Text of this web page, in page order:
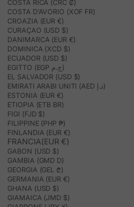
COSTA RICA (CRC ₡)
COSTA D’AVORIO (XOF FR)
CROAZIA (EUR €)
CURAÇAO (USD $)
DANIMARCA (EUR €)
DOMINICA (XCD $)
ECUADOR (USD $)
EGITTO (EGP ج.م)
EL SALVADOR (USD $)
EMIRATI ARABI UNITI (AED د.إ)
ESTONIA (EUR €)
ETIOPIA (ETB BR)
FIGI (FJD $)
FILIPPINE (PHP ₱)
FINLANDIA (EUR €)
FRANCIA(EUR €)
GABON (USD $)
GAMBIA (GMD D)
GEORGIA (GEL ₾)
GERMANIA (EUR €)
GHANA (USD $)
GIAMAICA (JMD $)